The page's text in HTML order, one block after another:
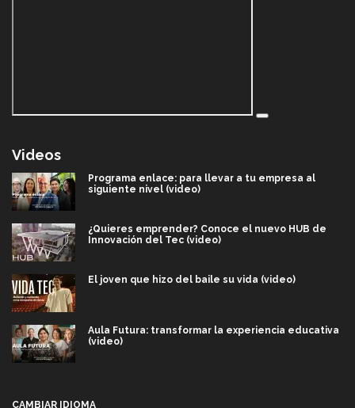
Videos
Programa enlace: para llevar a tu empresa al
siguiente nivel (video)
¿Quieres emprender? Conoce el nuevo HUB de
Innovación del Tec (video)
El joven que hizo del baile su vida (video)
Aula Futura: transformar la experiencia educativa
(video)
CAMBIAR IDIOMA